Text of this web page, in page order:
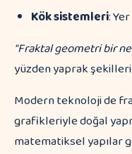
Kök sistemleri:
"Fraktal geometri bir
yüzden yaprak
Modern teknoloji de
grafikleriyle doğal
matematiksel yapılar